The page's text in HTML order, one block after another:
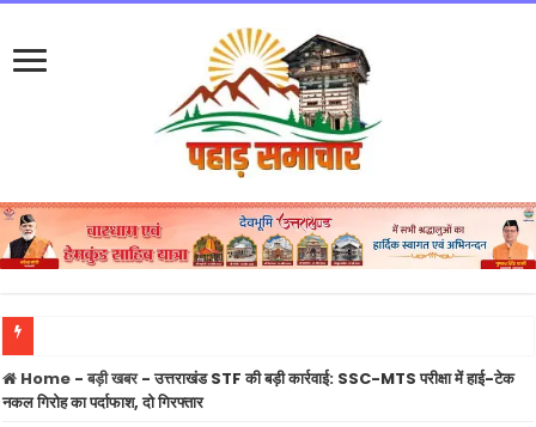
Home - बड़ी खबर- उत्तराखंड STF की बड़ी कार्रवाई: SSC-MTS परीक्षा में हाई-टेक
नकल गिरोह का पर्दाफाश, दो गिरफ्तार